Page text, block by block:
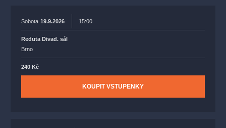
Sobota 19.9.2026 15:00
Reduta Divad. sál
Brno
240 Kč
KOUPIT VSTUPENKY